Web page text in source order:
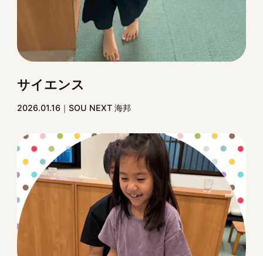
サイエンス
2026.01.16 SOU NEXT 海邦